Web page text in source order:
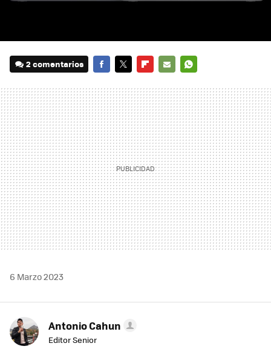
2 comentarios
MAIL
6 Marzo 2023
Antonio Cahun
Editor Senior